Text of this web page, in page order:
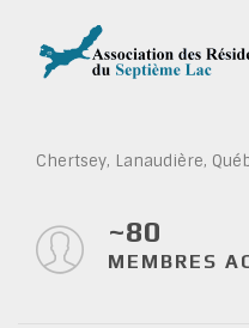
Chertsey, Lanaudière,
~80
MEMBRES